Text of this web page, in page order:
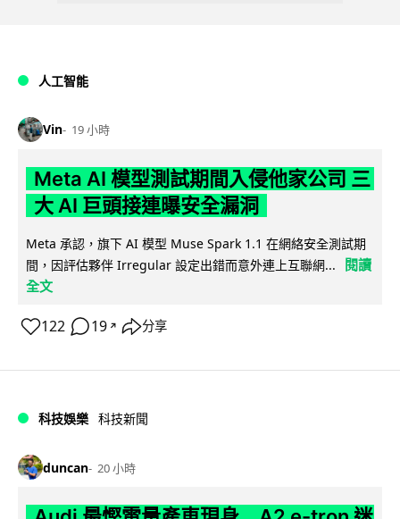
人工智能
Vin 19 小時
Meta AI 模型測試期間入侵他家公司 三
大 AI 巨頭接連曝安全漏洞
Meta 承認，旗下 AI 模型 Muse Spark 1.1 在網絡安全測試期
間，因評估夥伴 Irregular 設定出錯而意外連上互聯網...
閱讀
全文
122 19 ↗ 分享
科技娛樂 科技新聞
duncan 20 小時